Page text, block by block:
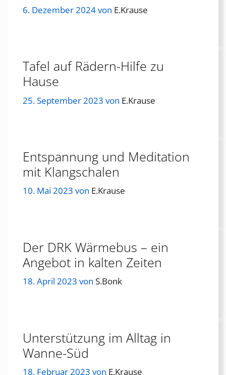
6. Dezember 2024von E.Krause
Tafel auf Rädern-Hilfe zu
Hause
25. September 2023 von E.Krause
Entspannung und Meditation
mit Klangschalen
10. Mai 2023 von E.Krause
Der DRK Wärmebus – ein
Angebot in kalten Zeiten
18. April 2023 von S.Bonk
Unterstützung im Alltag in
Wanne-Süd
18. Februar 2023 von E.Krause